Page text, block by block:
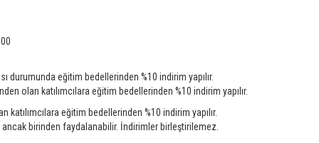
durumunda eğitim bedellerinden %10 indirim yapılır.
olan katılımcılara eğitim bedellerinden %10 indirim yapılır.
eğitim bedellerinden %10 indirim yapılır.
ancak birinden faydalanabilir. İndirimler birleştirilemez.